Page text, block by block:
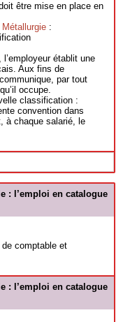
être mise en place en
:
établit une
Aux fins de
par tout
occupe.
classification :
convention dans
à chaque salarié, le
: l’emploi en catalogue
comptable et
: l’emploi en catalogue